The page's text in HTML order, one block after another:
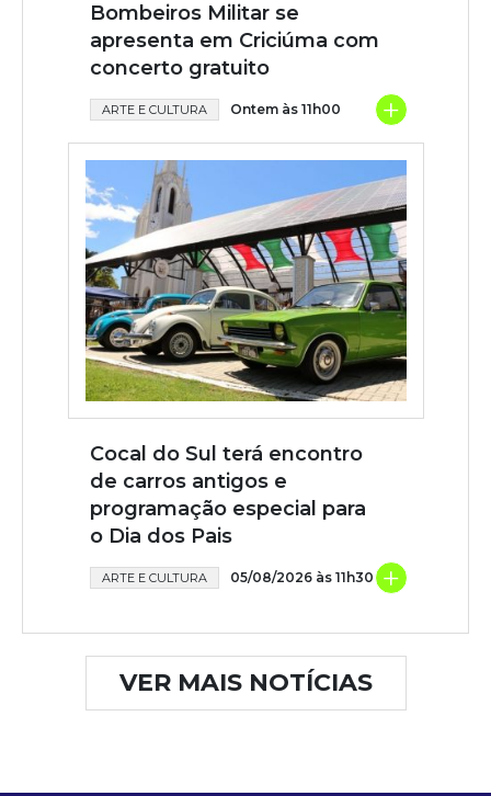
Bombeiros Militar se
apresenta em Criciúma com
concerto gratuito
ARTE E CULTURA Ontem às 11h00 +
Cocal do Sul terá encontro
de carros antigos e
programação especial para
o Dia dos Pais
ARTE E CULTURA 05/08/2026 às 11h30 +
VER MAIS NOTÍCIAS